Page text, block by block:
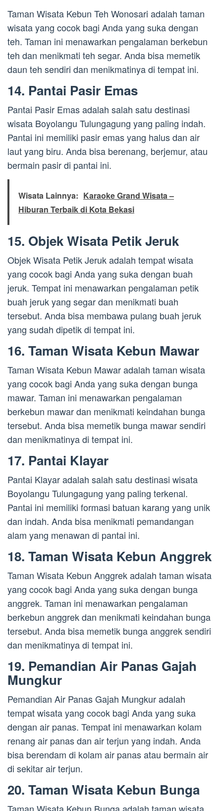
Taman Wisata Kebun Teh Wonosari adalah taman
wisata yang cocok bagi Anda yang suka dengan
teh. Taman ini menawarkan pengalaman berkebun
teh dan menikmati teh segar. Anda bisa memetik
daun teh sendiri dan menikmatinya di tempat ini.
14. Pantai Pasir Emas
Pantai Pasir Emas adalah salah satu destinasi
wisata Boyolangu Tulungagung yang paling indah.
Pantai ini memiliki pasir emas yang halus dan air
laut yang biru. Anda bisa berenang, berjemur, atau
bermain pasir di pantai ini.
Wisata Lainnya: Karaoke Grand Wisata –
Hiburan Terbaik di Kota Bekasi
15. Objek Wisata Petik Jeruk
Objek Wisata Petik Jeruk adalah tempat wisata
yang cocok bagi Anda yang suka dengan buah
jeruk. Tempat ini menawarkan pengalaman petik
buah jeruk yang segar dan menikmati buah
tersebut. Anda bisa membawa pulang buah jeruk
yang sudah dipetik di tempat ini.
16. Taman Wisata Kebun Mawar
Taman Wisata Kebun Mawar adalah taman wisata
yang cocok bagi Anda yang suka dengan bunga
mawar. Taman ini menawarkan pengalaman
berkebun mawar dan menikmati keindahan bunga
tersebut. Anda bisa memetik bunga mawar sendiri
dan menikmatinya di tempat ini.
17. Pantai Klayar
Pantai Klayar adalah salah satu destinasi wisata
Boyolangu Tulungagung yang paling terkenal.
Pantai ini memiliki formasi batuan karang yang unik
dan indah. Anda bisa menikmati pemandangan
alam yang menawan di pantai ini.
18. Taman Wisata Kebun Anggrek
Taman Wisata Kebun Anggrek adalah taman wisata
yang cocok bagi Anda yang suka dengan bunga
anggrek. Taman ini menawarkan pengalaman
berkebun anggrek dan menikmati keindahan bunga
tersebut. Anda bisa memetik bunga anggrek sendiri
dan menikmatinya di tempat ini.
19. Pemandian Air Panas Gajah
Mungkur
Pemandian Air Panas Gajah Mungkur adalah
tempat wisata yang cocok bagi Anda yang suka
dengan air panas. Tempat ini menawarkan kolam
renang air panas dan air terjun yang indah. Anda
bisa berendam di kolam air panas atau bermain air
di sekitar air terjun.
20. Taman Wisata Kebun Bunga